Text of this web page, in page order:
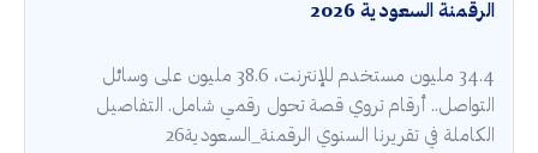
الرقمنة السعودية 2026
34.4 مليون مستخدم للإنترنت، 38.6 مليون على وسائل
التواصل.. أرقام تروي قصة تحول رقمي شامل. التفاصيل
الكاملة في تقريرنا السنوي الرقمنة_السعودية26